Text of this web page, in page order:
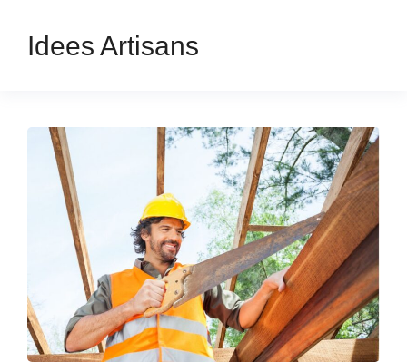
Idees Artisans